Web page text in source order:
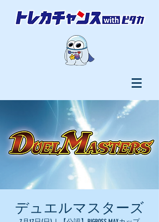
デュエルマスターズ